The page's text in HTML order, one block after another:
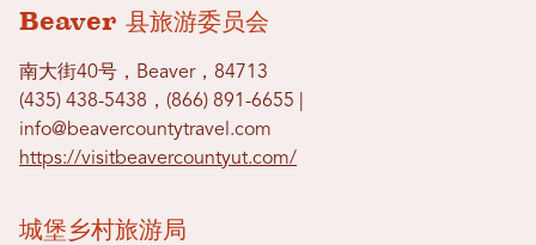
Beaver 县旅游委员会
南大街40号，Beaver，84713
(435) 438-5438，(866) 891-6655 |
info@beavercountytravel.com
https://visitbeavercountyut.com/
城堡乡村旅游局